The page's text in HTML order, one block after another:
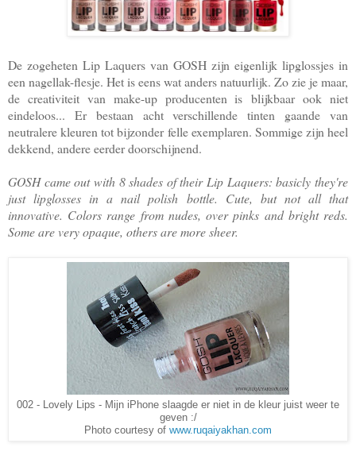
De zogeheten Lip Laquers van GOSH zijn eigenlijk lipglossjes in
een nagellak-flesje. Het is eens wat anders natuurlijk. Zo zie je maar,
de creativiteit van make-up producenten is blijkbaar ook niet
eindeloos... Er bestaan acht verschillende tinten gaande van
neutralere kleuren tot bijzonder felle exemplaren. Sommige zijn heel
dekkend, andere eerder doorschijnend.
GOSH came out with 8 shades of their Lip Laquers: basicly they're
just lipglosses in a nail polish bottle. Cute, but not all that
innovative. Colors range from nudes, over pinks and bright reds.
Some are very opaque, others are more sheer.
002 - Lovely Lips - Mijn iPhone slaagde er niet in de kleur juist weer te
geven :/
Photo courtesy of www.ruqaiyakhan.com